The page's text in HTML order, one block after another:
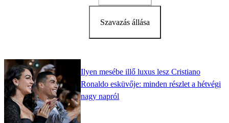
Szavazás állása
Ilyen mesébe illő luxus lesz Cristiano
Ronaldo esküvője: minden részlet a hétvégi
nagy napról